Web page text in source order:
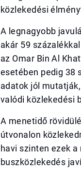
közlekedési
A legnagyobb
akár 59
az Omar Bin Al
esetében pedig 38
adatok jól
valódi közlekedési
A menetidő
útvonalon
havi szinten ezek
buszközlekedés